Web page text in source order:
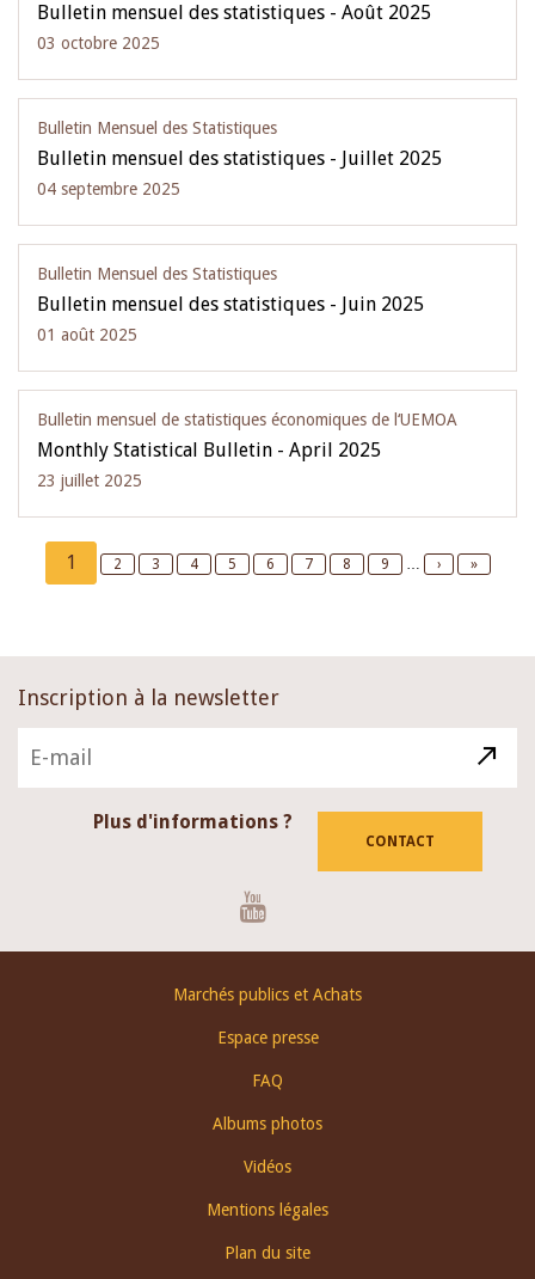
Bulletin mensuel des statistiques - Août 2025
03 octobre 2025
Bulletin Mensuel des Statistiques
Bulletin mensuel des statistiques - Juillet 2025
04 septembre 2025
Bulletin Mensuel des Statistiques
Bulletin mensuel des statistiques - Juin 2025
01 août 2025
Bulletin mensuel de statistiques économiques de l‘UEMOA
Monthly Statistical Bulletin - April 2025
23 juillet 2025
Pagination
Current
page
1 Page
2 Page
3 Page
4 Page
5 Page
6 Page
7 Page
8 Page
9 …
Next
›
Last
»
Inscription à la newsletter
Plus d'informations ?
CONTACT
Marchés publics et Achats
Espace presse
FAQ
Albums photos
Vidéos
Mentions légales
Plan du site